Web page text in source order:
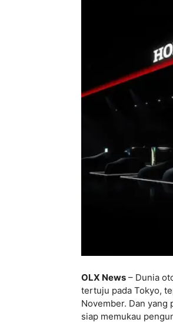
OLX News – Dunia
tertuju pada Tokyo,
November. Dan yang
siap memukau